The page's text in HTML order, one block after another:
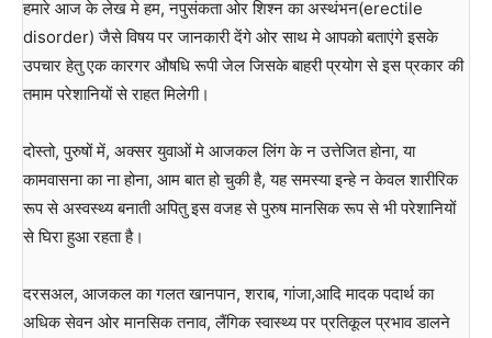
हमारे आज के लेख मे हम, नपुसंकता ओर शिश्न का अस्थंभन(erectile
disorder) जैसे विषय पर जानकारी देंगे ओर साथ मे आपको बताएंगे इसके
उपचार हेतु एक कारगर औषधि रूपी जेल जिसके बाहरी प्रयोग से इस प्रकार की
तमाम परेशानियों से राहत मिलेगी।
दोस्तो, पुरुषों में, अक्सर युवाओं मे आजकल लिंग के न उत्तेजित होना, या
कामवासना का ना होना, आम बात हो चुकी है, यह समस्या इन्हे न केवल शारीरिक
रूप से अस्वस्थ्य बनाती अपितु इस वजह से पुरुष मानसिक रूप से भी परेशानियों
से घिरा हुआ रहता है।
दरसअल, आजकल का गलत खानपान, शराब, गांजा,आदि मादक पदार्थ का
अधिक सेवन ओर मानसिक तनाव, लैंगिक स्वास्थ्य पर प्रतिकूल प्रभाव डालने